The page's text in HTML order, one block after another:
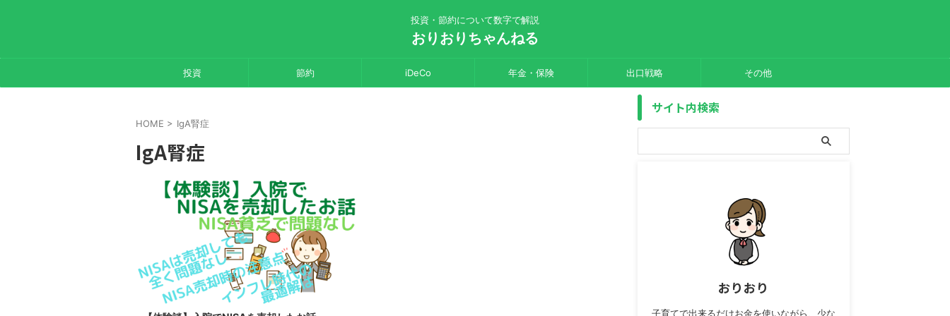
投資・節約について数字で解説
おりおりちゃんねる
投資 節約 iDeCo 年金・保険 出口戦略 その他
HOME > IgA腎症
IgA腎症
サイト内検索
おりおり
子育てで出来るだけお金を使いながら、少な